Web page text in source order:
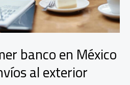
banco en México
al exterior